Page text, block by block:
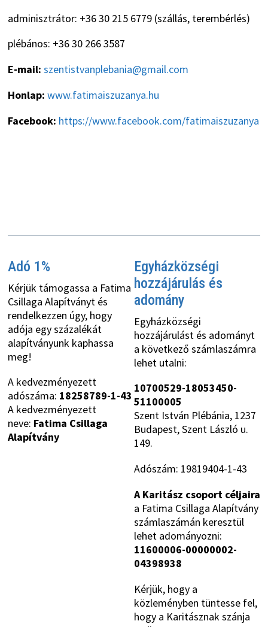
adminisztrátor: +36 30 215 6779 (szállás, terembérlés)
plébános: +36 30 266 3587
E-mail: szentistvanplebania@gmail.com
Honlap: www.fatimaiszuzanya.hu
Facebook: https://www.facebook.com/fatimaiszuzanya
Adó 1%
Kérjük támogassa a Fatima
Csillaga Alapítványt és
rendelkezzen úgy, hogy
adója egy százalékát
alapítványunk kaphassa
meg!
A kedvezményezett
adószáma: 18258789-1-43
A kedvezményezett
neve: Fatima Csillaga
Alapítvány
Egyházközségi
hozzájárulás és
adomány
Egyházközségi
hozzájárulást és adományt
a következő számlaszámra
lehet utalni:
10700529-18053450-
51100005
Szent István Plébánia, 1237
Budapest, Szent László u.
149.
Adószám: 19819404-1-43
A Karitász csoport céljaira
a Fatima Csillaga Alapítvány
számlaszámán keresztül
lehet adományozni:
11600006-00000002-
04398938
Kérjük, hogy a
közleményben tüntesse fel,
hogy a Karitásznak szánja